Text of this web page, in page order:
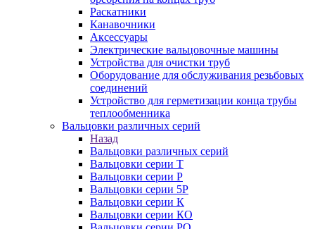
Раскатники
Канавочники
Аксессуары
Электрические вальцовочные машины
Устройства для очистки труб
Оборудование для обслуживания резьбовых
соединений
Устройство для герметизации конца трубы
теплообменника
Вальцовки различных серий
Назад
Вальцовки различных серий
Вальцовки серии Т
Вальцовки серии Р
Вальцовки серии 5Р
Вальцовки серии К
Вальцовки серии КО